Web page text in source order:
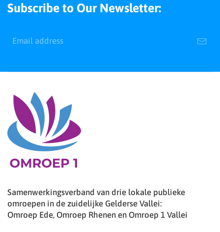
Subscribe to Our Newsletter:
Samenwerkingsverband van drie lokale publieke
omroepen in de zuidelijke Gelderse Vallei:
Omroep Ede, Omroep Rhenen en Omroep 1 Vallei